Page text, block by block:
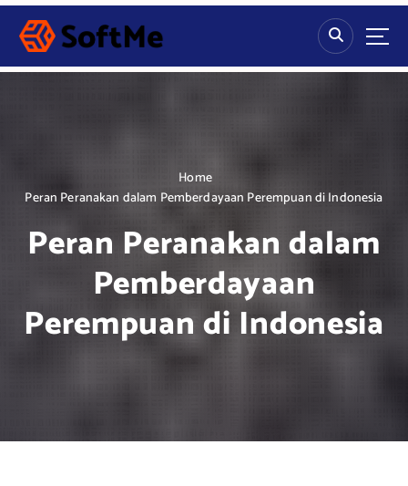
S
p
Home
Peran Peranakan dalam Pemberdayaan Perempuan di Indonesia
Peran Peranakan dalam
Pemberdayaan
Perempuan di Indonesia